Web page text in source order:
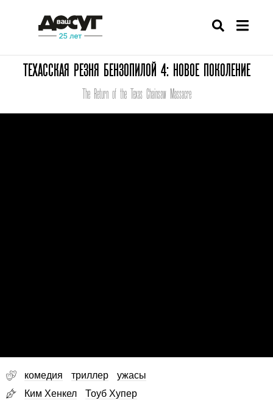
ТЕХАССКАЯ РЕЗНЯ БЕНЗОПИЛОЙ 4: НОВОЕ ПОКОЛЕНИЕ
The Return of the Texas Chainsaw Massacre
комедия триллер
ужасы
Ким Хенкел
Тоуб Хупер